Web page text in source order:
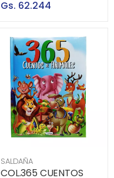
Gs. 62.244
SALDAÑA
COL.365 CUENTOS